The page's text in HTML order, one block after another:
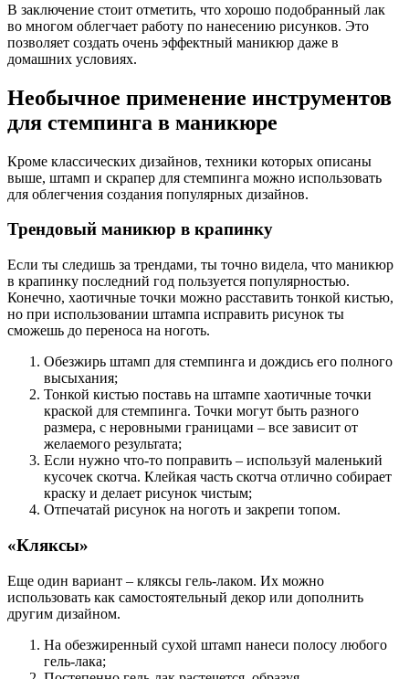
В заключение стоит отметить, что хорошо подобранный лак
во многом облегчает работу по нанесению рисунков. Это
позволяет создать очень эффектный маникюр даже в
домашних условиях.
Необычное применение инструментов
для стемпинга в маникюре
Кроме классических дизайнов, техники которых описаны
выше, штамп и скрапер для стемпинга можно использовать
для облегчения создания популярных дизайнов.
Трендовый маникюр в крапинку
Если ты следишь за трендами, ты точно видела, что маникюр
в крапинку последний год пользуется популярностью.
Конечно, хаотичные точки можно расставить тонкой кистью,
но при использовании штампа исправить рисунок ты
сможешь до переноса на ноготь.
Обезжирь штамп для стемпинга и дождись его полного
высыхания;
Тонкой кистью поставь на штампе хаотичные точки
краской для стемпинга. Точки могут быть разного
размера, с неровными границами – все зависит от
желаемого результата;
Если нужно что-то поправить – используй маленький
кусочек скотча. Клейкая часть скотча отлично собирает
краску и делает рисунок чистым;
Отпечатай рисунок на ноготь и закрепи топом.
«Кляксы»
Еще один вариант – кляксы гель-лаком. Их можно
использовать как самостоятельный декор или дополнить
другим дизайном.
На обезжиренный сухой штамп нанеси полосу любого
гель-лака;